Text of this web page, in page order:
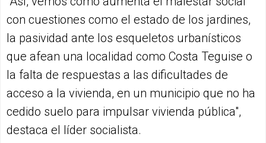
con cuestiones como el estado de los jardines,
la pasividad ante los esqueletos urbanísticos
que afean una localidad como Costa Teguise o
la falta de respuestas a las dificultades de
acceso a la vivienda, en un municipio que no ha
cedido suelo para impulsar vivienda pública",
destaca el líder socialista.